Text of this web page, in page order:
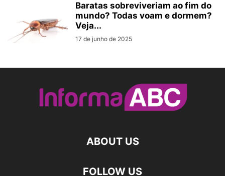
Baratas sobreviveriam ao fim do
mundo? Todas voam e dormem?
Veja...
17 de junho de 2025
ABOUT US
FOLLOW US